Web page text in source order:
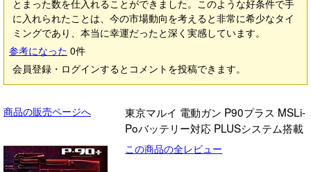
とまった数を仕入れることができました。このような好条件で手
に入れられたことは、今の市場動向を考えると非常に希少なタイ
ミングであり、本当に幸運だったと深く実感しています。
参考になった 0件
会員登録・ログインするとコメントを投稿できます。
商品の販売ページへ
東京マルイ 電動ガン P90プラス MSLi-
Poバッテリー対応 PLUSシステム搭載
この商品の全レビュー